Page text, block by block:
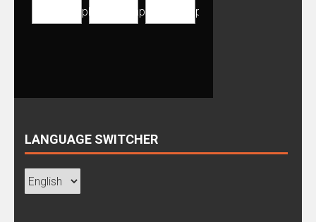
LANGUAGE SWITCHER